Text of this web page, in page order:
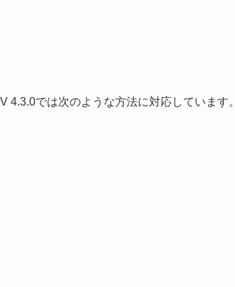
では次のような方法に対応しています。